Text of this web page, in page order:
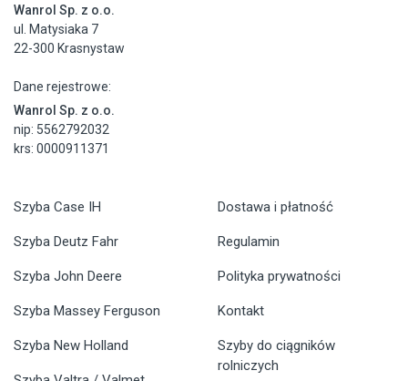
Wanrol Sp. z o.o.
ul. Matysiaka 7
22-300 Krasnystaw
Dane rejestrowe:
Wanrol Sp. z o.o.
nip: 5562792032
krs: 0000911371
Szyba Case IH
Szyba Deutz Fahr
Szyba John Deere
Szyba Massey Ferguson
Szyba New Holland
Dostawa i płatność
Regulamin
Polityka prywatności
Kontakt
Szyby do ciągników
rolniczych